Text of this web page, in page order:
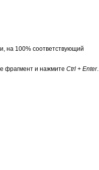
на 100% соответствующий
фрагмент и нажмите Ctrl + Enter.